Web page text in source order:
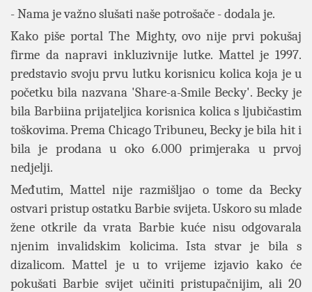
- Nama je važno slušati naše potrošače - dodala je.
Kako piše portal The Mighty, ovo nije prvi pokušaj
firme da napravi inkluzivnije lutke. Mattel je 1997.
predstavio svoju prvu lutku korisnicu kolica koja je u
početku bila nazvana 'Share-a-Smile Becky'. Becky je
bila Barbiina prijateljica korisnica kolica s ljubičastim
toškovima. Prema Chicago Tribuneu, Becky je bila hit i
bila je prodana u oko 6.000 primjeraka u prvoj
nedjelji.
Međutim, Mattel nije razmišljao o tome da Becky
ostvari pristup ostatku Barbie svijeta. Uskoro su mlade
žene otkrile da vrata Barbie kuće nisu odgovarala
njenim invalidskim kolicima. Ista stvar je bila s
dizalicom. Mattel je u to vrijeme izjavio kako će
pokušati Barbie svijet učiniti pristupačnijim, ali 20